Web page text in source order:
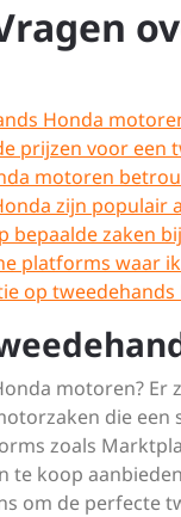
Honda
prijzen voor
motoren
zijn
bepaalde zaken
platforms waar
op
motoren? Er
die
zoals
te koop
om de perfecte